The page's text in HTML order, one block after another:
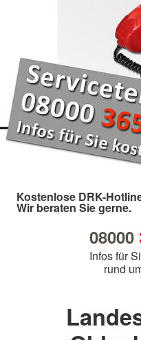
Kostenlose DRK-
Wir beraten Sie gerne.
08000
Infos für
rund